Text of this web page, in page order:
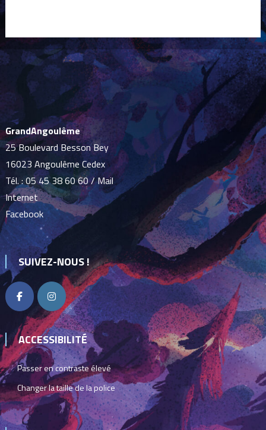
GrandAngoulême
25 Boulevard Besson Bey
16023 Angoulême Cedex
Tél. :05 45 38 60 60/Mail
Internet
Facebook
SUIVEZ-NOUS !
ACCESSIBILITÉ
Passer en contraste élevé
Changer la taille de la police